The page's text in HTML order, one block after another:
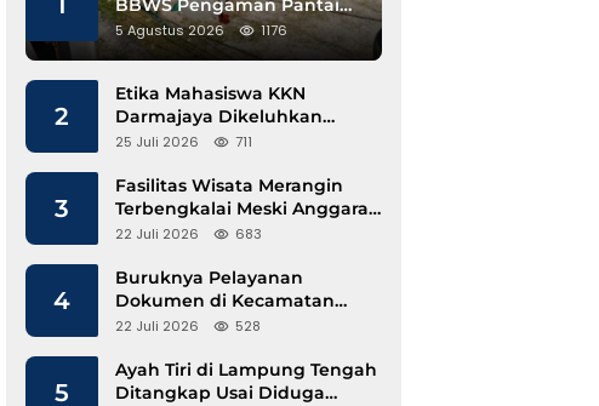
BBWS Pengaman Pantai
Pesisir Barat Diduga
Gunakan Besi Banci
5 Agustus 2026 1176
2
Etika Mahasiswa KKN
Darmajaya Dikeluhkan
Kepala Pekon Sinar Jawa
25 Juli 2026 711
3
Fasilitas Wisata Merangin
Terbengkalai Meski Anggaran
Perawatan Terus Mengalir
22 Juli 2026 683
4
Buruknya Pelayanan
Dokumen di Kecamatan
Pangkalan Susu, Kinerja
22 Juli 2026 528
5
Ayah Tiri di Lampung Tengah
Ditangkap Usai Diduga